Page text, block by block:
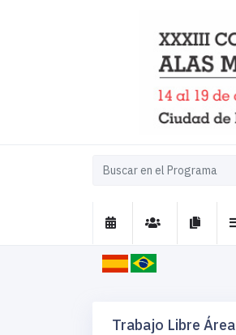
Trabajo Libre Área